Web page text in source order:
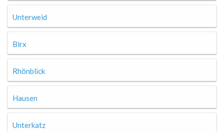
Unterweid
Birx
Rhönblick
Hausen
Unterkatz